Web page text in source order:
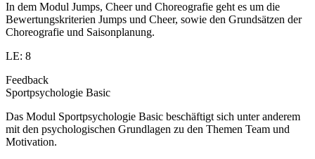
In dem Modul Jumps, Cheer und Choreografie geht es um die
Bewertungskriterien Jumps und Cheer, sowie den Grundsätzen der
Choreografie und Saisonplanung.
LE: 8
Feedback
Sportpsychologie Basic
Das Modul Sportpsychologie Basic beschäftigt sich unter anderem
mit den psychologischen Grundlagen zu den Themen Team und
Motivation.